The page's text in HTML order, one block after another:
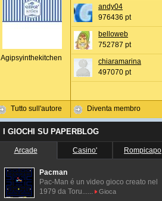
Agipsyinthekitchen
Tutto sull'autore
andy04
976436 pt
belloweb
752787 pt
chiaramarina
497070 pt
Diventa membro
I GIOCHI SU PAPERBLOG
Arcade Casino' Rompicapo
Pacman
Pac-Man é un video gioco creato nel
1979 da Toru......
Gioca